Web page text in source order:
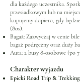
dla każdego uczestnika.
przesiadkowym lub na
kupujemy dopiero, gdy
(8os).
Bagaż: Zazwyczaj w cenie
bagaż podręczny oraz duży
Auta: 2 busy 8-osobowe (po
Charakter wyjazdu
Epicki Road Trip & Trekking: